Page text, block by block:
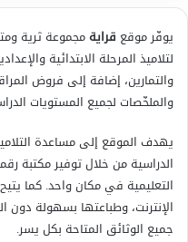
يوفّر موقع قرايةمجموعة ثرية
لتلاميذ المرحلة الابتدائية
والتمارين، إضافة إلى فروض
والملخّصات لجميع المستويات
يهدف الموقع إلى مساعدة
الدراسية من خلال توفير مكتبة
التعليمية في مكان واحد. كما
الإنترنت، وطباعتها بسهولة دون
جميع الوثائق المتاحة بكل يسر.